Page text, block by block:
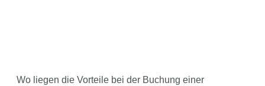
Wo liegen die Vorteile bei der Buchung einer